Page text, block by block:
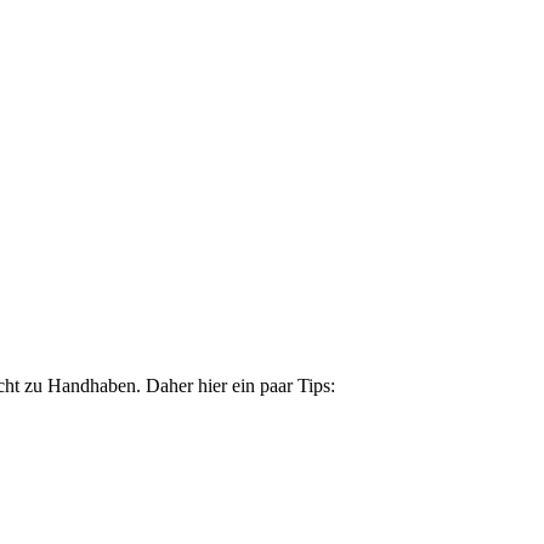
zu Handhaben. Daher hier ein paarTips: